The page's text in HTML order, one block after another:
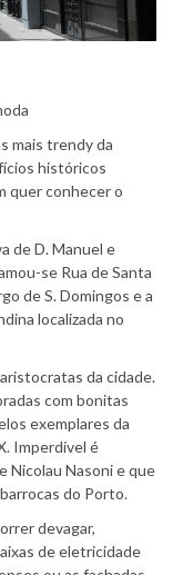
mais trendy da
históricos
quer conhecer o
de D. Manuel e
se Rua de Santa
de S. Domingos e a
localizada no
da cidade.
com bonitas
exemplares da
Imperdível é
Nicolau Nasoni e que
do Porto.
devagar,
de eletricidade